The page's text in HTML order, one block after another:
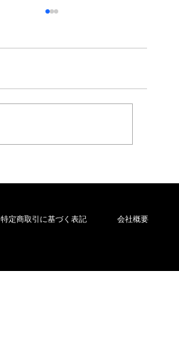
特定商取引に基づく表記 会社概要